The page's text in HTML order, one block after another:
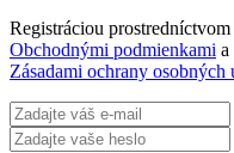
Registráciou
Obchodnými podmienkami a
Zásadami ochrany osobných